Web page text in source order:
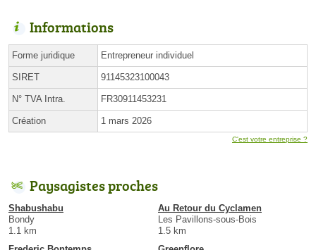
Informations
Forme juridique Entrepreneur individuel
SIRET 91145323100043
N° TVA Intra. FR30911453231
Création 1 mars 2026
C'est votre entreprise ?
Paysagistes proches
Shabushabu
Bondy
1.1 km
Au Retour du Cyclamen
Les Pavillons-sous-Bois
1.5 km